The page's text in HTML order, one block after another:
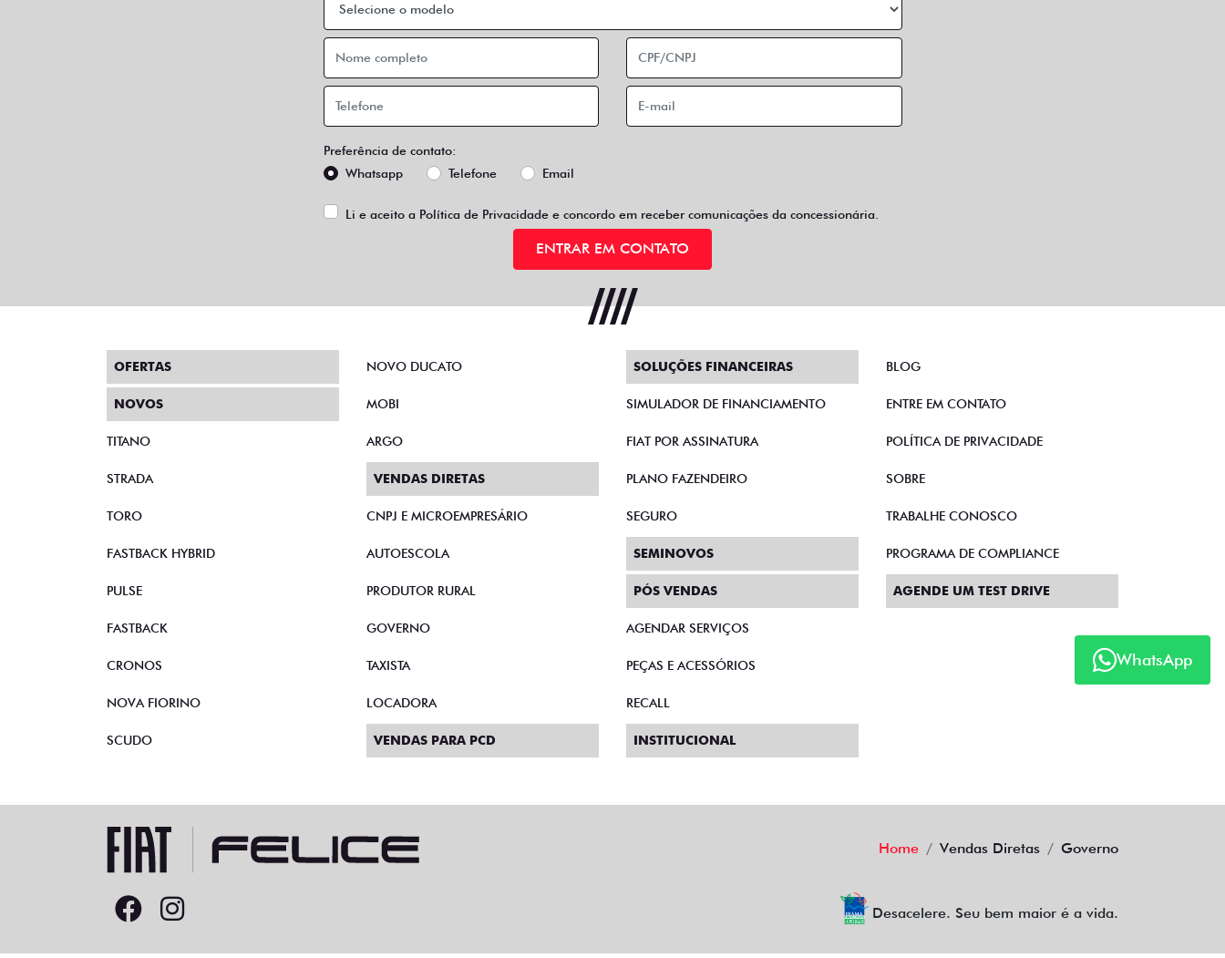
Preferência de contato:
Whatsapp
Telefone Email
Li e aceito a Política de Privacidadee concordo em receber comunicações da concessionária.
ENTRAR EM CONTATO
WhatsApp
OFERTAS
NOVOS
TITANO
STRADA
TORO
FASTBACK HYBRID
PULSE
FASTBACK
CRONOS
NOVA FIORINO
SCUDO
NOVO DUCATO
MOBI
ARGO
VENDAS DIRETAS
CNPJ E MICROEMPRESÁRIO
AUTOESCOLA
PRODUTOR RURAL
GOVERNO
TAXISTA
LOCADORA
VENDAS PARA PCD
SOLUÇÕES FINANCEIRAS
SIMULADOR DE FINANCIAMENTO
FIAT POR ASSINATURA
PLANO FAZENDEIRO
SEGURO
SEMINOVOS
PÓS VENDAS
AGENDAR SERVIÇOS
PEÇAS E ACESSÓRIOS
RECALL
INSTITUCIONAL
BLOG
ENTRE EM CONTATO
POLÍTICA DE PRIVACIDADE
SOBRE
TRABALHE CONOSCO
PROGRAMA DE COMPLIANCE
AGENDE UM TEST DRIVE
Home Vendas Diretas Governo
Desacelere. Seu bem maior é a vida.